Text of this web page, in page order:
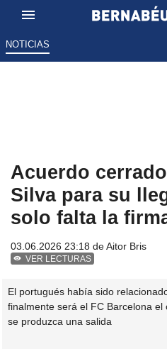
NOTICIAS
Acuerdo
Silva para su
solo falta la
03.06.2026 23:18 deAitor Bris
VER LECTURAS
El portugués había sido
finalmente será el FC Barcelona
se produzca una salida